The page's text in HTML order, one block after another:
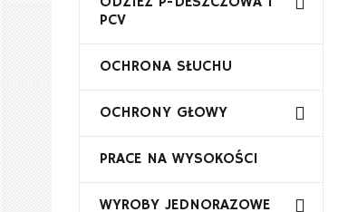
PCV
OCHRONA SŁUCHU
OCHRONY GŁOWY
PRACE NA WYSOKOŚCI
WYROBY JEDNORAZOWE